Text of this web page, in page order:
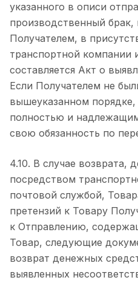
указанного в описи
производственный брак,
Получателем, в
транспортной компании
составляется Акт о
Если Получателем не
вышеуказанном
полностью и
свою обязанность по
4.10. В случае возврата,
посредством
почтовой службой,
претензий к Товару
к Отправлению,
Товар, следующие
возврат денежных
выявленных